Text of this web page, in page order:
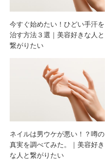
今すぐ始めたい！ひどい手汗を
治す方法３選｜美容好きな人と
繋がりたい
ネイルは男ウケが悪い！？噂の
真実を調べてみた。｜美容好き
な人と繋がりたい